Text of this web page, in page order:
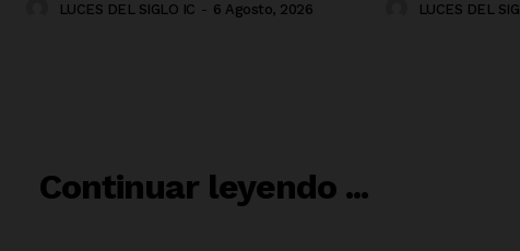
LUCES DEL SIGLO IC - 6 Agosto, 2026 LUCES DEL
Continuar leyendo ...